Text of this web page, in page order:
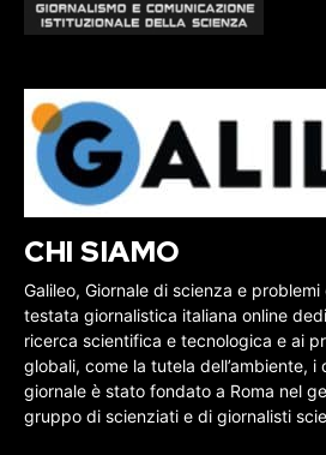
CHI SIAMO
Galileo, Giornale di scienza e
testata giornalistica italiana online
ricerca scientifica e tecnologica e ai
globali, come la tutela dell’ambiente,
giornale è stato fondato a Roma nel
gruppo di scienziati e di giornalisti